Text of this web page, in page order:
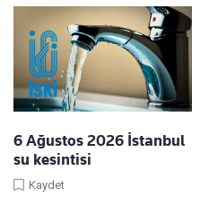
6 Ağustos 2026 İstanbul
su kesintisi
Kaydet